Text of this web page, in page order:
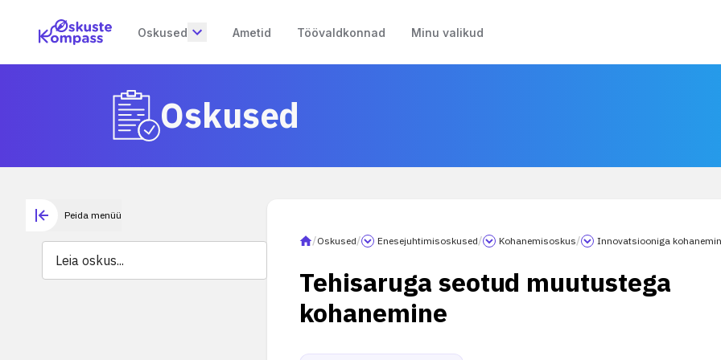
Oskused Ametid Töövaldkonnad Minu valikud
Oskused
Peida menüü
/Oskused/ Enesejuhtimisoskused/ Kohanemisoskus/ Innovatsiooniga
Tehisaruga seotud muutustega
kohanemine